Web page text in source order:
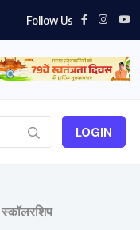
Follow Us
LOGIN
स्कॉलरशिप